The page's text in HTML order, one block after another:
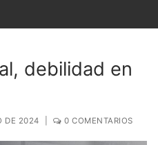
debilidad en
DE 2024 0 COMENTARIOS